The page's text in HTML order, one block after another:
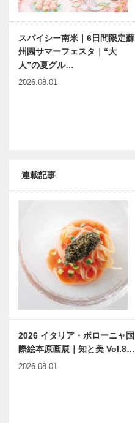
スパイシー南米｜6日間限定蘇
州園サマーフェスタ｜“大
人”の夏グル…
2026.08.01
連載記事
2026 イタリア・ボローニャ国
際絵本原画展｜知と美 Vol.8…
2026.08.01